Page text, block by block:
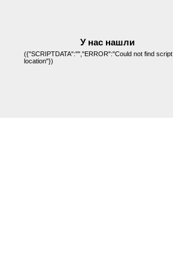
У нас нашли
({"SCRIPTDATA":"","ERROR":"Could not find script
location"})